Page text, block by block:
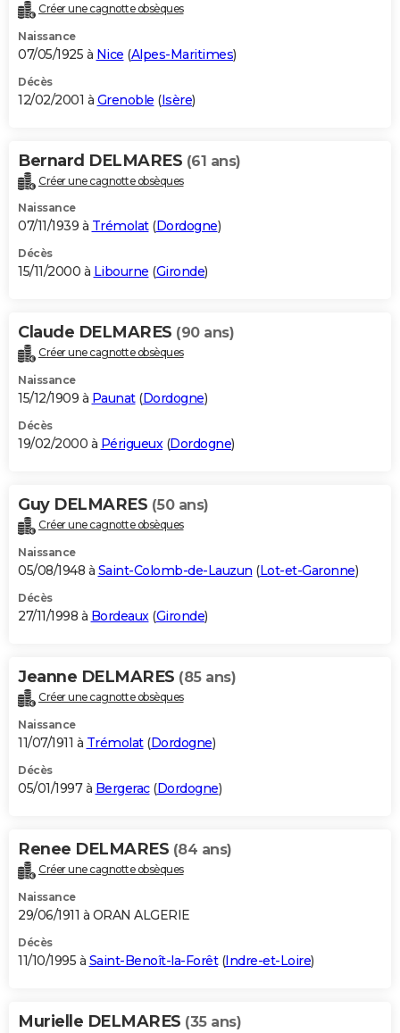
Créer une cagnotte obsèques
Naissance
07/05/1925 à Nice (Alpes-Maritimes)
Décès
12/02/2001 à Grenoble (Isère)
Bernard DELMARES (61 ans)
Créer une cagnotte obsèques
Naissance
07/11/1939 à Trémolat(Dordogne)
Décès
15/11/2000 à Libourne (Gironde)
Claude DELMARES (90 ans)
Créer une cagnotte obsèques
Naissance
15/12/1909 à Paunat(Dordogne)
Décès
19/02/2000 à Périgueux(Dordogne)
Guy DELMARES (50 ans)
Créer une cagnotte obsèques
Naissance
05/08/1948 à Saint-Colomb-de-Lauzun (Lot-et-Garonne)
Décès
27/11/1998 à Bordeaux(Gironde)
Jeanne DELMARES (85 ans)
Créer une cagnotte obsèques
Naissance
11/07/1911 à Trémolat(Dordogne)
Décès
05/01/1997 à Bergerac(Dordogne)
Renee DELMARES (84 ans)
Créer une cagnotte obsèques
Naissance
29/06/1911 à ORAN ALGERIE
Décès
11/10/1995 à Saint-Benoît-la-Forêt(Indre-et-Loire)
Murielle DELMARES (35 ans)